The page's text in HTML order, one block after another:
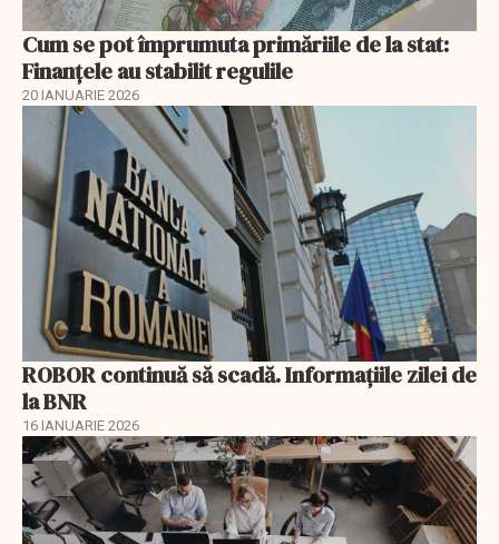
Cum se pot împrumuta primăriile de la stat:
Finanțele au stabilit regulile
20 IANUARIE 2026
ROBOR continuă să scadă. Informaţiile zilei de
la BNR
16 IANUARIE 2026